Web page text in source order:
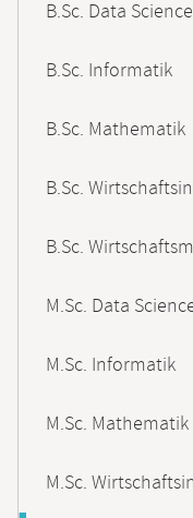
B.Sc. Data Science
B.Sc. Informatik
B.Sc. Mathematik
B.Sc.
B.Sc.
M.Sc. Data
M.Sc. Informatik
M.Sc. Mathematik
M.Sc.